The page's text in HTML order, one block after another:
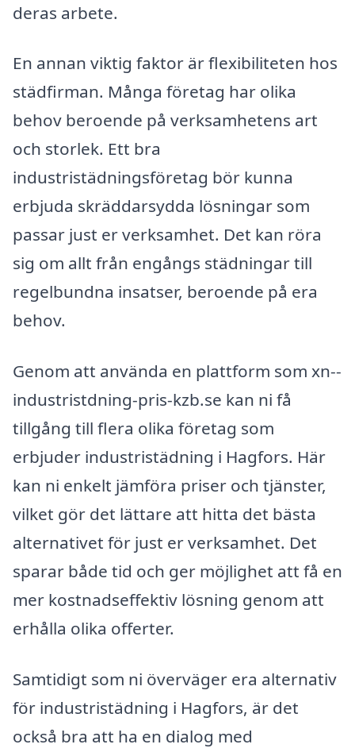
deras arbete.
En annan viktig faktor är flexibiliteten hos
städfirman. Många företag har olika
behov beroende på verksamhetens art
och storlek. Ett bra
industristädningsföretag bör kunna
erbjuda skräddarsydda lösningar som
passar just er verksamhet. Det kan röra
sig om allt från engångs städningar till
regelbundna insatser, beroende på era
behov.
Genom att använda en plattform som xn--
industristdning-pris-kzb.se kan ni få
tillgång till flera olika företag som
erbjuder industristädning i Hagfors. Här
kan ni enkelt jämföra priser och tjänster,
vilket gör det lättare att hitta det bästa
alternativet för just er verksamhet. Det
sparar både tid och ger möjlighet att få en
mer kostnadseffektiv lösning genom att
erhålla olika offerter.
Samtidigt som ni överväger era alternativ
för industristädning i Hagfors, är det
också bra att ha en dialog med